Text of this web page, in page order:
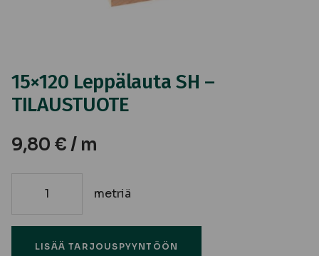
15×120 Leppälauta SH –
TILAUSTUOTE
9,80 € / m
15x120
metriä
LISÄÄ TARJOUSPYYNTÖÖN